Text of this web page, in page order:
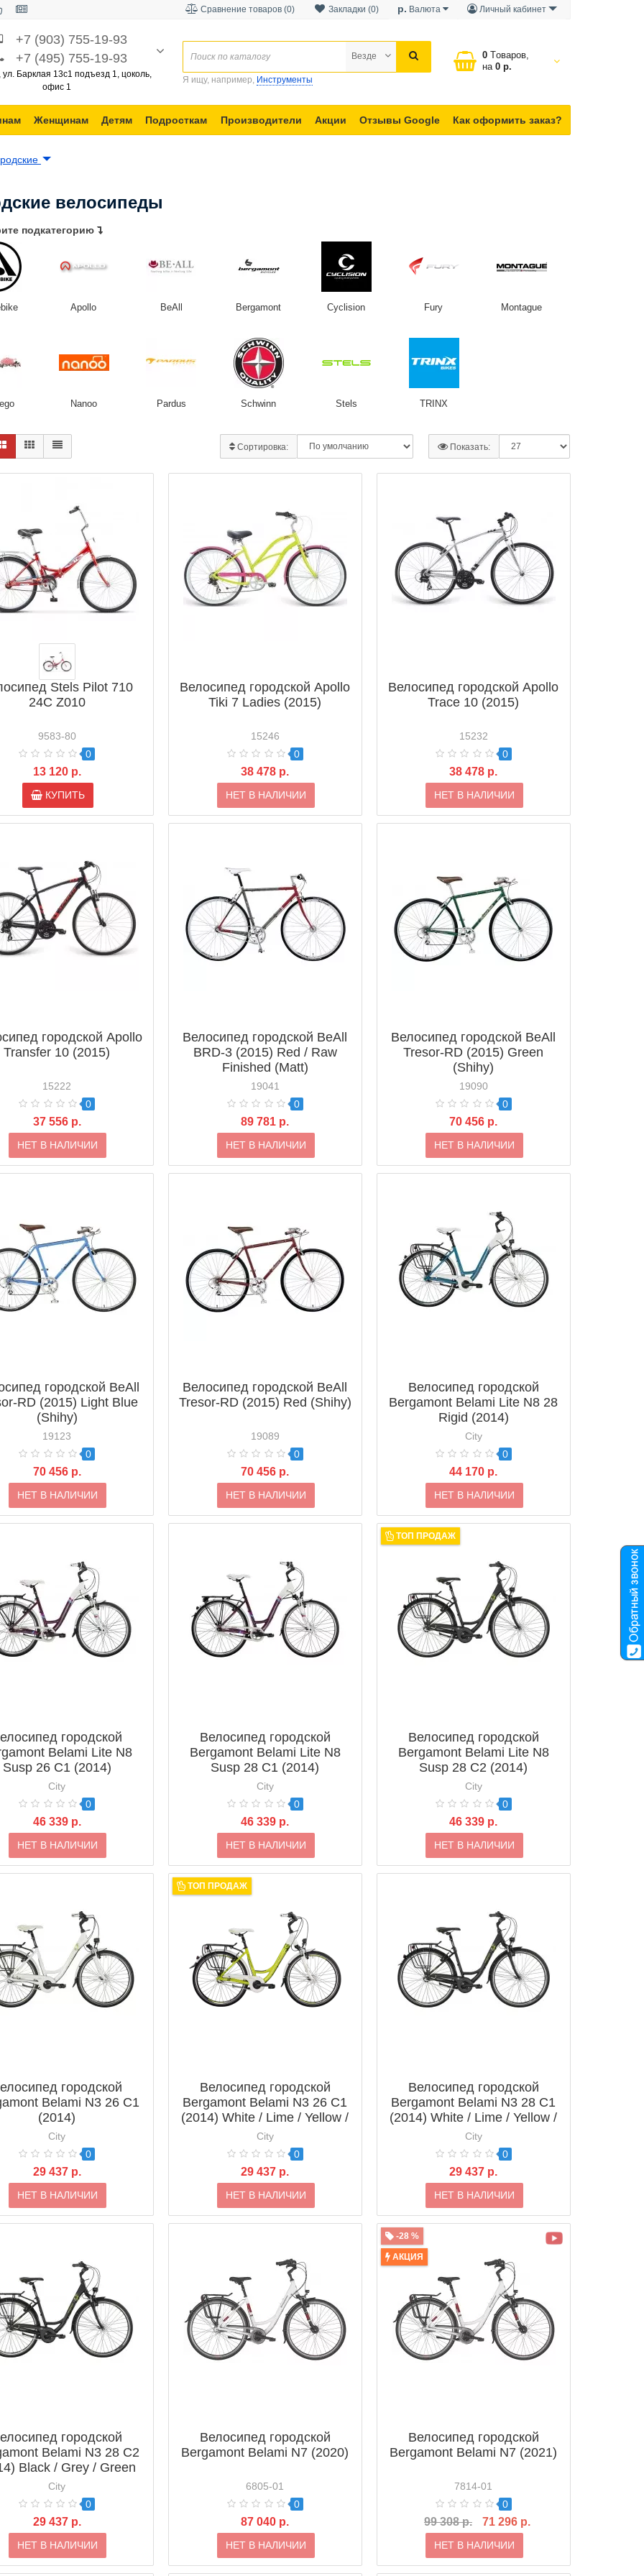
Личный кабинет
р. Валюта
Закладки (0)
Сравнение товаров (0)
+7 (903) 755-19-93
+7 (495) 755-19-93
ул. Барклая 13с1 подъезд 1, цоколь,
офис 1
0 Tоваров,
на
0 р.
Везде
Я ищу, например, Инструменты
Женщинам Детям Подросткам Производители Акции Отзывы Google Как оформить заказ?
велосипеды
подкатегорию
Apollo BeAll Bergamont Cyclision Fury Montague
Nanoo Pardus Schwinn Stels TRINX
Сортировка: Показать:
Stels Pilot 710
24C Z010
9583-80
0
13 120 р.
КУПИТЬ
Велосипед городской Apollo
Tiki 7 Ladies (2015)
15246
0
38 478 р.
НЕТ В НАЛИЧИИ
Велосипед городской Apollo
Trace 10 (2015)
15232
0
38 478 р.
НЕТ В НАЛИЧИИ
городской Apollo
Transfer 10 (2015)
15222
0
37 556 р.
НЕТ В НАЛИЧИИ
Велосипед городской BeAll
BRD-3 (2015) Red / Raw
Finished (Matt)
19041
0
89 781 р.
НЕТ В НАЛИЧИИ
Велосипед городской BeAll
Tresor-RD (2015) Green
(Shihy)
19090
0
70 456 р.
НЕТ В НАЛИЧИИ
городской BeAll
RD (2015) Light Blue
(Shihy)
19123
0
70 456 р.
НЕТ В НАЛИЧИИ
Велосипед городской BeAll
Tresor-RD (2015) Red (Shihy)
19089
0
70 456 р.
НЕТ В НАЛИЧИИ
Велосипед городской
Bergamont Belami Lite N8 28
Rigid (2014)
City
0
44 170 р.
НЕТ В НАЛИЧИИ
городской
Belami Lite N8
Susp 26 C1 (2014)
City
0
46 339 р.
НЕТ В НАЛИЧИИ
Велосипед городской
Bergamont Belami Lite N8
Susp 28 C1 (2014)
City
0
46 339 р.
НЕТ В НАЛИЧИИ
ТОП ПРОДАЖ
Велосипед городской
Bergamont Belami Lite N8
Susp 28 C2 (2014)
City
0
46 339 р.
НЕТ В НАЛИЧИИ
городской
Belami N3 26 C1
(2014)
City
0
29 437 р.
НЕТ В НАЛИЧИИ
ТОП ПРОДАЖ
Велосипед городской
Bergamont Belami N3 26 C1
(2014) White / Lime / Yellow /
Green (Shiny)
City
0
29 437 р.
НЕТ В НАЛИЧИИ
Велосипед городской
Bergamont Belami N3 28 C1
(2014) White / Lime / Yellow /
Green (Shiny)
City
0
29 437 р.
НЕТ В НАЛИЧИИ
городской
Belami N3 28 C2
Black / Grey / Green
(Shiny)
City
0
29 437 р.
НЕТ В НАЛИЧИИ
Велосипед городской
Bergamont Belami N7 (2020)
6805-01
0
87 040 р.
НЕТ В НАЛИЧИИ
-28 %
АКЦИЯ
Велосипед городской
Bergamont Belami N7 (2021)
7814-01
0
99 308 р. 71 296 р.
НЕТ В НАЛИЧИИ